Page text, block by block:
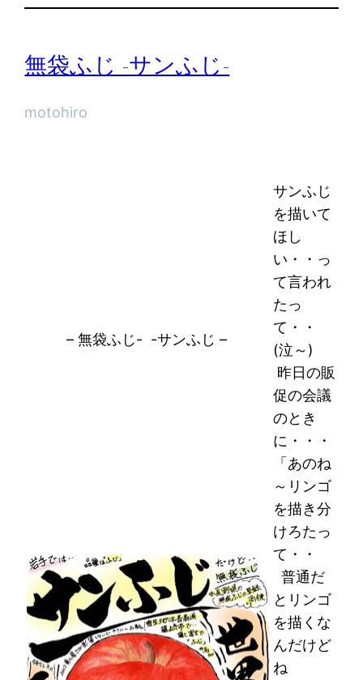
無袋ふじ -サンふじ-
motohiro
– 無袋ふじ- -サンふじ –
サンふじ
を描いて
ほし
い・・っ
て言われ
たっ
て・・
(泣～)
昨日の販
促の会議
のとき
に・・・
「あのね
～リンゴ
を描き分
けろたっ
て・・
普通だ
とリンゴ
を描くな
んだけど
ね